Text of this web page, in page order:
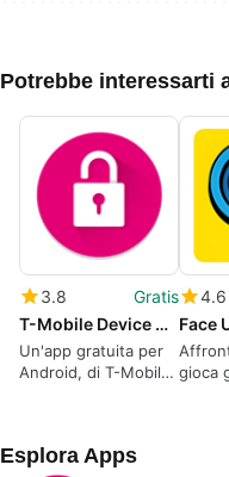
Potrebbe interessarti
3.8
Gratis
T-Mobile Device Unlock Google
Un'app gratuita per
Android, di T-Mobile
4.6
gioca
Esplora Apps